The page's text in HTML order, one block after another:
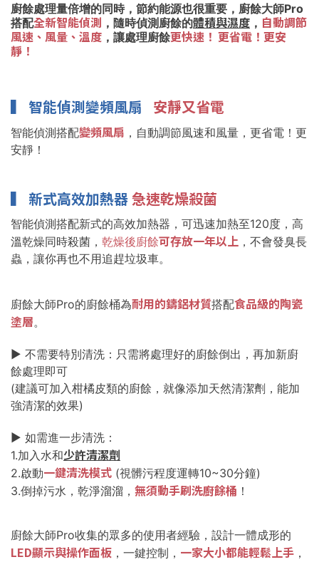
廚餘處理量倍增的同時，節約能源也很重要，廚餘大師Pro
搭配全新智能偵測 ，隨時偵測廚餘的體積與濕度 ， 自動調節
風速、風量、溫度 ，讓處理廚餘更快速！ 更省電！更安
靜！
▍ 智能偵測變頻風扇 安靜又省電
智能偵測搭配變頻風扇 ，自動調節風速和風量，更省電！更
安靜！
▍ 新式高效加熱器急速乾燥殺菌
智能偵測搭配新式的高效加熱器，可迅速加熱至120度，高
溫乾燥同時殺菌， 乾燥後廚餘可存放一年以上 ，不會發臭長
蟲，讓你再也不用追趕垃圾車。
廚餘大師Pro的廚餘桶為耐用的鑄鋁材質搭配食品級的陶瓷
塗層。
► 不需要特別清洗：只需將處理好的廚餘倒出，再加新廚
餘處理即可
(建議可加入柑橘皮類的廚餘，就像添加天然清潔劑，能加
強清潔的效果)
► 如需進一步清洗：
1.加入水和少許清潔劑
2.啟動一鍵清洗模式 (視髒污程度運轉10~30分鐘)
3.倒掉污水，乾淨溜溜， 無須動手刷洗廚餘桶 ！
廚餘大師Pro收集的眾多的使用者經驗，設計一體成形的
LED顯示與操作面板 ，一鍵控制， 一家大小都能輕鬆上手 ，